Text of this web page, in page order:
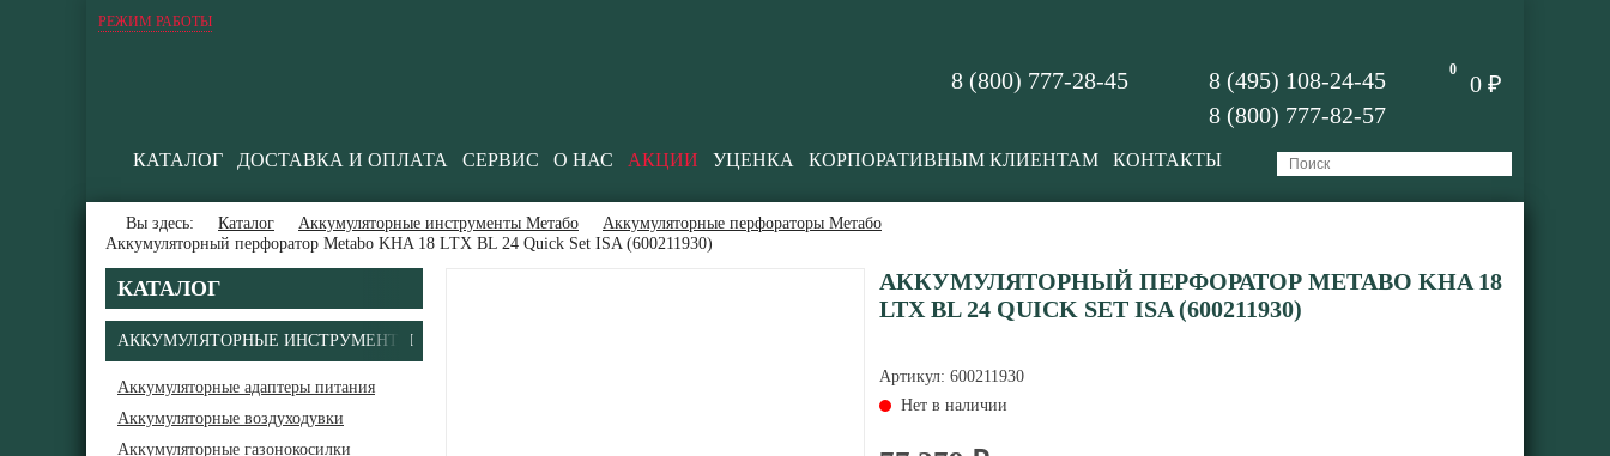
РЕЖИМ РАБОТЫ
0
0 ₽
8 (495) 108-24-45
8 (800) 777-82-57
8 (800) 777-28-45
КАТАЛОГ ДОСТАВКА И ОПЛАТА СЕРВИС О НАС АКЦИИ УЦЕНКА КОРПОРАТИВНЫМ КЛИЕНТАМ КОНТАКТЫ
Вы здесь: Каталог Аккумуляторные инструменты Метабо
Аккумуляторные перфораторы Метабо
Аккумуляторный перфоратор Metabo KHA 18 LTX BL 24 Quick Set ISA (600211930)
КАТАЛОГ
АККУМУЛЯТОРНЫЕ ИНСТРУМЕНТЫ
Аккумуляторные адаптеры питания
Аккумуляторные воздуходувки
Аккумуляторные газонокосилки
АККУМУЛЯТОРНЫЙ ПЕРФОРАТОР METABO KHA 18
LTX BL 24 QUICK SET ISA (600211930)
Артикул: 600211930
Нет в наличии